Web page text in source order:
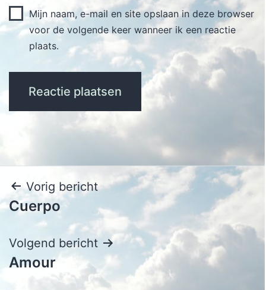
Mijn naam, e-mail en site opslaan in deze browser
voor de volgende keer wanneer ik een reactie
plaats.
Bericht
navigatie
Vorig bericht
Cuerpo
Volgend bericht
Amour